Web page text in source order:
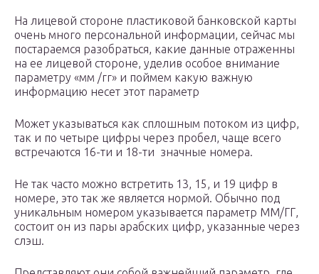
На лицевой стороне пластиковой банковской карты
очень много персональной информации, сейчас мы
постараемся разобраться, какие данные отраженны
на ее лицевой стороне, уделив особое внимание
параметру «мм /гг» и поймем какую важную
информацию несет этот параметр
Может указываться как сплошным потоком из цифр,
так и по четыре цифры через пробел, чаще всего
встречаются 16-ти и 18-ти значные номера.
Не так часто можно встретить 13, 15, и 19 цифр в
номере, это так же является нормой. Обычно под
уникальным номером указывается параметр ММ/ГГ,
состоит он из пары арабских цифр, указанные через
слэш.